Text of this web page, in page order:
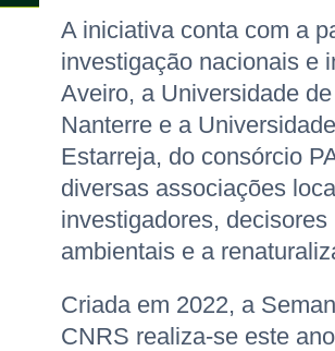
A iniciativa conta com a
investigação nacionais e
Aveiro, a Universidade
Nanterre e a
Estarreja, do consórcio
diversas associações
investigadores,
ambientais e a
Criada em 2022, a
CNRS realiza-se este